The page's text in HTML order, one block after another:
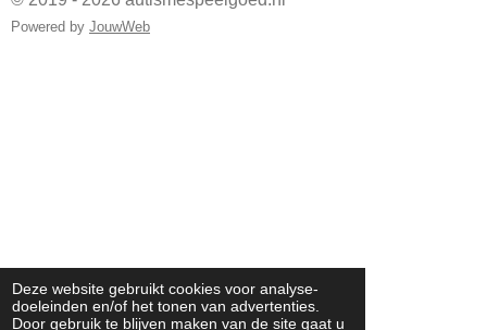
Deze website gebruikt cookies voor analyse-
doeleinden en/of het tonen van advertenties.
Door gebruik te blijven maken van de site gaat u
Powered by JouwWeb